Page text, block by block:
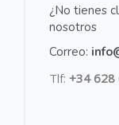
¿No tienes
nosotros
Correo:
Tlf: +34 628